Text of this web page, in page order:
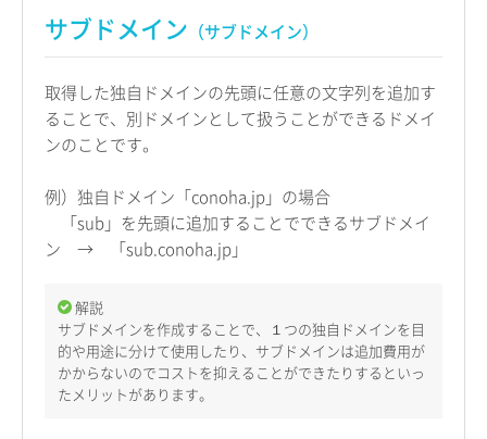
サブドメイン （サブドメイン）
取得した独自ドメインの先頭に任意の文字列を追加す
ることで、別ドメインとして扱うことができるドメイ
ンのことです。
例）独自ドメイン「conoha.jp」の場合
「sub」を先頭に追加することでできるサブドメイ
ン → 「sub.conoha.jp」
解説
サブドメインを作成することで、１つの独自ドメインを目
的や用途に分けて使用したり、サブドメインは追加費用が
かからないのでコストを抑えることができたりするといっ
たメリットがあります。